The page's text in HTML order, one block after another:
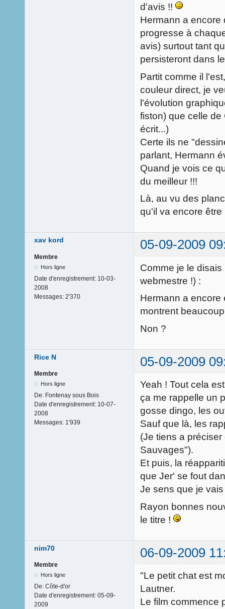
d'avis !!
Hermann a encore
progresse à
avis) surtout tant
persisteront dans
Partit comme il
couleur direct, je
l'évolution
fiston) que celle de
écrit...)
Certe ils ne
parlant, Hermann
Quand je vois ce
du meilleur !!!
Là, au vu des
qu'il va encore
xav kord 05-09-2009
Membre
Hors ligne
Date d'enregistrement: 10-03-
2008
Messages: 2'370
Comme je le
webmestre !) :
Hermann a
montrent
Non ?
Rice N 05-09-2009
Membre
Hors ligne
De: Fontenay sous Bois
Date d'enregistrement: 10-07-
2008
Messages: 1'939
Yeah ! Tout cela
ça me rappelle un
gosse dingo, les
Sauf que là, les
(Je tiens a
Sauvages").
Et puis, la
que Jer' se fout
Je sens que je
Rayon bonnes
le titre !
nim70 06-09-2009
Membre
Hors ligne
De: Côte-d'or
Date d'enregistrement: 05-09-
2009
"Le petit chat est
Lautner.
Le film commence